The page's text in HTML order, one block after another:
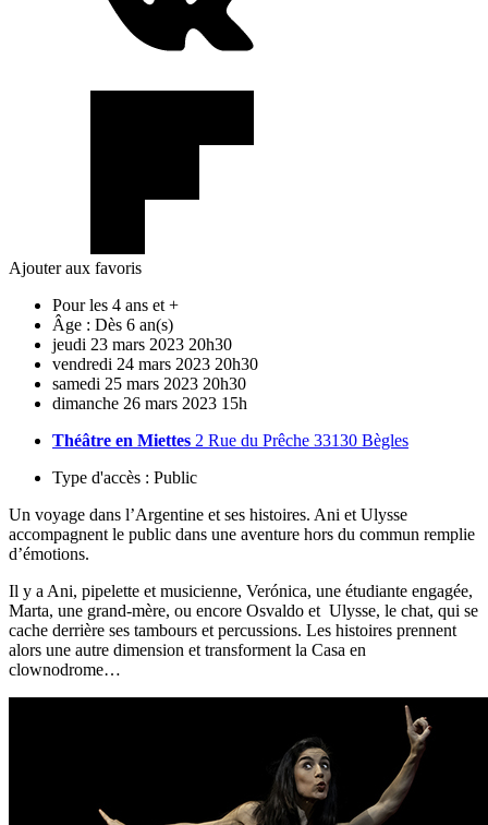
Ajouter aux favoris
Pour les 4 ans et +
Âge : Dès 6 an(s)
jeudi 23 mars 2023 20h30
vendredi 24 mars 2023 20h30
samedi 25 mars 2023 20h30
dimanche 26 mars 2023 15h
Théâtre en Miettes 2 Rue du Prêche 33130 Bègles
Type d'accès : Public
Un voyage dans l’Argentine et ses histoires. Ani et Ulysse
accompagnent le public dans une aventure hors du commun remplie
d’émotions.
Il y a Ani, pipelette et musicienne, Verónica, une étudiante engagée,
Marta, une grand-mère, ou encore Osvaldo et Ulysse, le chat, qui se
cache derrière ses tambours et percussions. Les histoires prennent
alors une autre dimension et transforment la Casa en
clownodrome…